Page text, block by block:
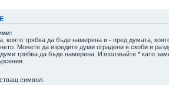
която трябва да бъде намерена и - пред думата,
Можете да изредите думи оградени в скоби и
трябва да бъде намерена. Използвайте * като
символ.